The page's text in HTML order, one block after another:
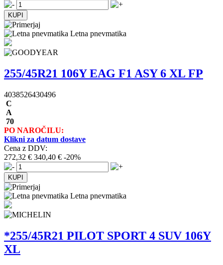
Letna pnevmatika
255/45R21 106Y EAG F1 ASY 6 XL FP
4038526430496
C
A
70
PO NAROČILU:
Klikni za datum dostave
Cena z DDV:
272,32 € 340,40 € -20%
Letna pnevmatika
*255/45R21 PILOT SPORT 4 SUV 106Y
XL